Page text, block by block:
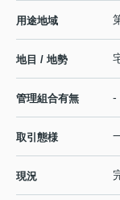
用途地域
地目 / 地勢
管理組合有無 -
取引態様
現況